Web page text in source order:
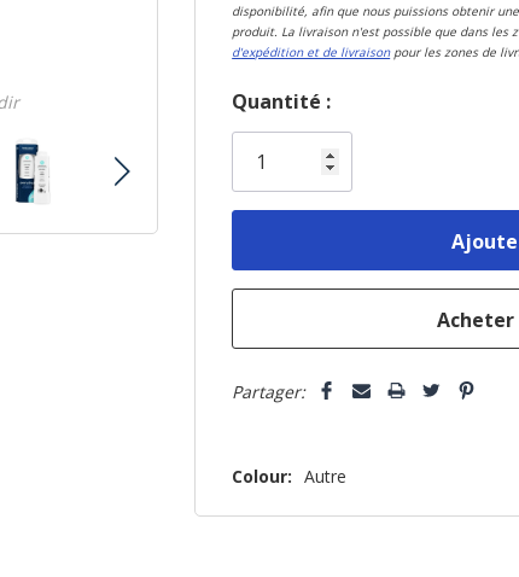
disponibilité, afin que nous puissions obtenir
produit. La livraison n'est possible que dans les
d'expédition et de livraisonpour les zones de
Dépêchez-
vous!
plus
Quantité :
Partager:
Colour: Autre